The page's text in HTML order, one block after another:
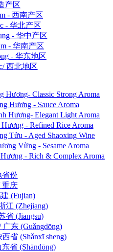
产区
- 西南产区
- 华北产区
- 华中产区
- 华南产区
- 华东地区
西北地区
Hương- Classic Strong Aroma
Hương - Sauce Aroma
Hương- Elegant Light Aroma
- Refined Rice Aroma
Tửu - Aged Shaoxing Wine
Vừng - Sesame Aroma
- Rich & Complex Aroma
省份
重庆
(Fujian)
江 (Zhejiang)
省 (Jiangsu)
广东 (Guǎngdōng)
省 (Shǎnxī sheng)
省 (Shāndōng)